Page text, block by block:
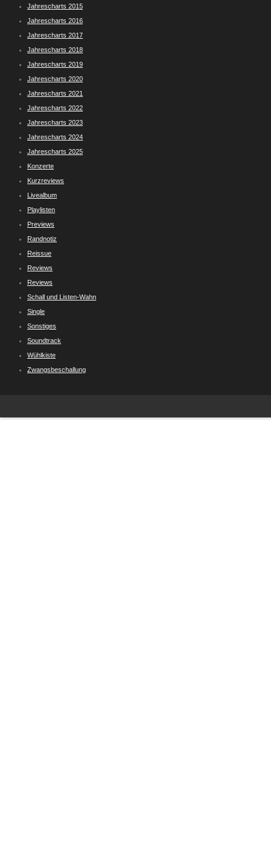
Jahrescharts 2015
Jahrescharts 2016
Jahrescharts 2017
Jahrescharts 2018
Jahrescharts 2019
Jahrescharts 2020
Jahrescharts 2021
Jahrescharts 2022
Jahrescharts 2023
Jahrescharts 2024
Jahrescharts 2025
Konzerte
Kurzreviews
Livealbum
Playlisten
Previews
Randnotiz
Reissue
Reviews
Reviews
Schall und Listen-Wahn
Single
Sonstiges
Soundtrack
Wühlkiste
Zwangsbeschallung